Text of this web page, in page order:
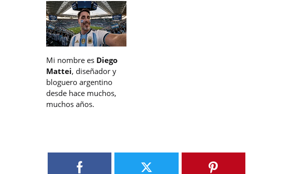
Mi nombre es Diego
Mattei, diseñador y
bloguero argentino
desde hace muchos,
muchos años.